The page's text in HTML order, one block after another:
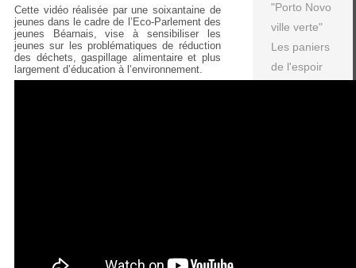
Cette vidéo réalisée par une soixantaine de
jeunes dans le cadre de l’Eco-Parlement des
jeunes Béarnais, vise à sensibiliser les
jeunes sur les problématiques de réduction
des déchets, gaspillage alimentaire et plus
largement d’éducation à l’environnement.
"Porto Novo
ville verte"
Les paniers
de l'espoir